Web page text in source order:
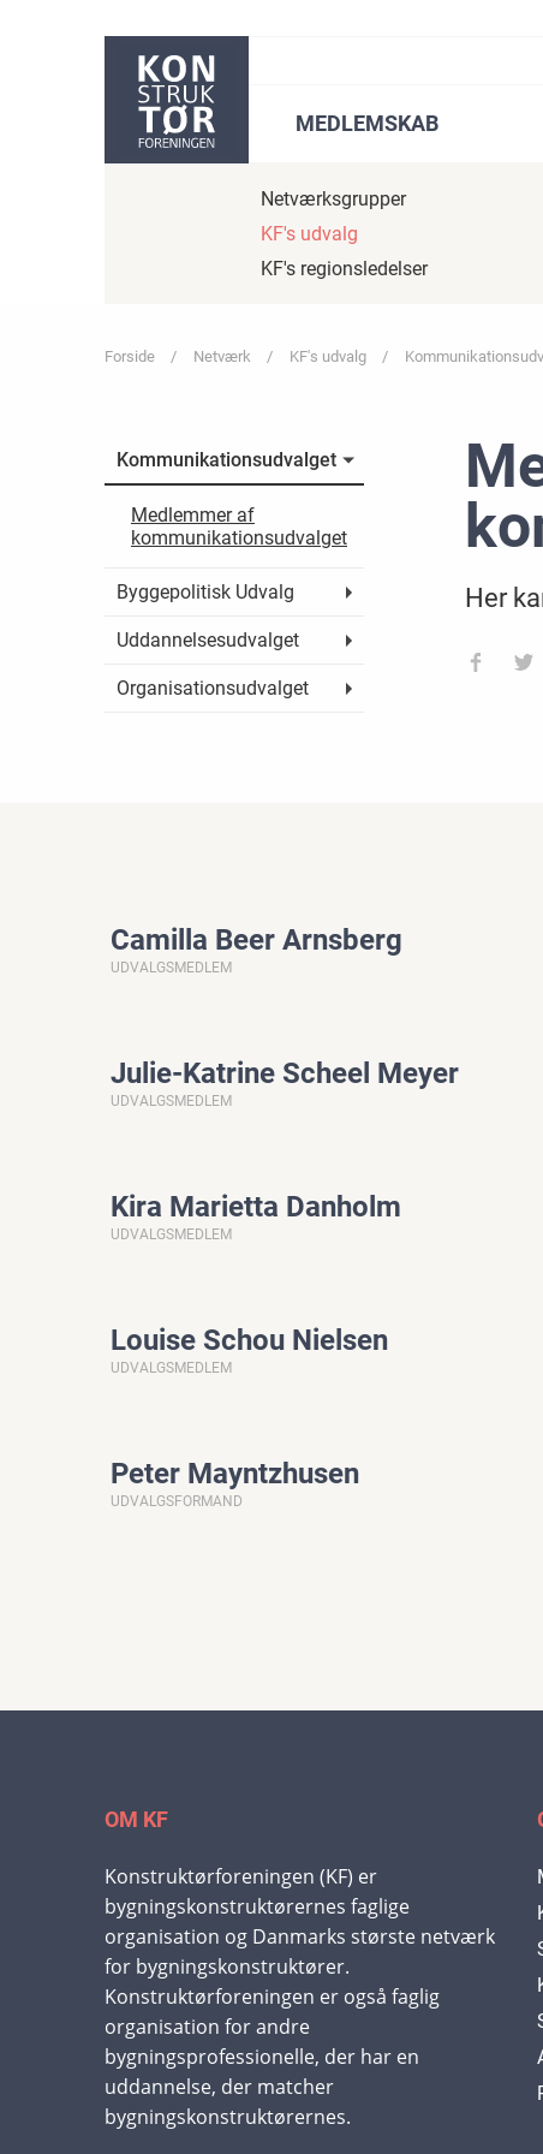
MEDLEMSKAB
Netværksgrupper
KF's udvalg
KF's regionsledelser
Forside Netværk KF's udvalg
Kommunikationsudvalget
Medlemmer af
kommunikationsudvalget
Byggepolitisk Udvalg
Uddannelsesudvalget
Organisationsudvalget
Her
Camilla Beer Arnsberg
UDVALGSMEDLEM
Julie-Katrine Scheel Meyer
UDVALGSMEDLEM
Kira Marietta Danholm
UDVALGSMEDLEM
Louise Schou Nielsen
UDVALGSMEDLEM
Peter Mayntzhusen
UDVALGSFORMAND
OM KF
Konstruktørforeningen (KF) er
bygningskonstruktørernes faglige
organisation og Danmarks største netværk
for bygningskonstruktører.
Konstruktørforeningen er også faglig
organisation for andre
bygningsprofessionelle, der har en
uddannelse, der matcher
bygningskonstruktørernes.